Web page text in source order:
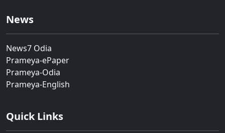
News
News7 Odia
Prameya-ePaper
Prameya-Odia
Prameya-English
Quick Links